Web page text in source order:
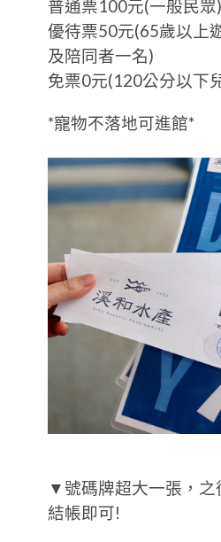
普通票100元(一般民眾)
優待票50元(65歲以上
及陪同者一名)
免票0元(120公分以下
*寵物不落地可進館*
▼號碼牌超大一張，之
結帳即可!